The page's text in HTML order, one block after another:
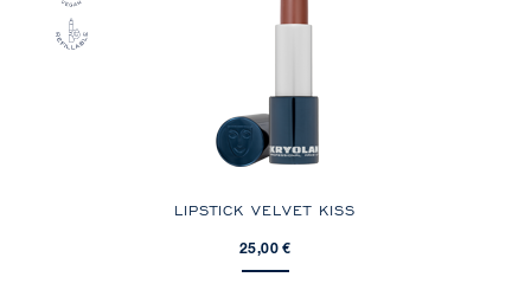
LIPSTICK VELVET KISS
25,00 €